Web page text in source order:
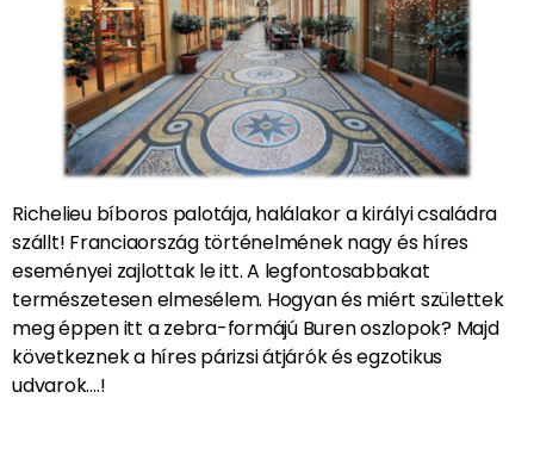
Richelieu bíboros palotája, halálakor a királyi családra
szállt! Franciaország történelmének nagy és híres
eseményei zajlottak le itt. A legfontosabbakat
természetesen elmesélem. Hogyan és miért születtek
meg éppen itt a zebra-formájú Buren oszlopok? Majd
következnek a híres párizsi átjárók és egzotikus
udvarok….!